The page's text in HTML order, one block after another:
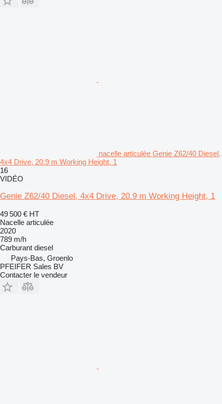
nacelle articulée Genie Z62/40 Diesel,
4x4 Drive, 20.9 m Working Height, 1
16
VIDÉO
Genie Z62/40 Diesel, 4x4 Drive, 20.9 m Working Height, 1
49 500 € HT
Nacelle articulée
2020
789 m/h
Carburant diesel
Pays-Bas, Groenlo
PFEIFER Sales BV
Contacter le vendeur